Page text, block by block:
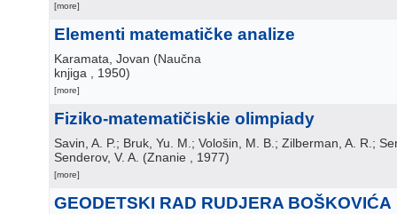
[more]
Elementi matematičke analize
Karamata, Jovan (Naučna
knjiga
, 1950)
[more]
Fiziko-matematičiskie olimpiady
Savin, A. P.; Bruk, Yu. M.; Vološin, M. B.; Zilberman, A. R.;
Senderov, V. A. (Znanie , 1977)
[more]
GEODETSKI RAD RUDJERA BOŠKOVIĆA